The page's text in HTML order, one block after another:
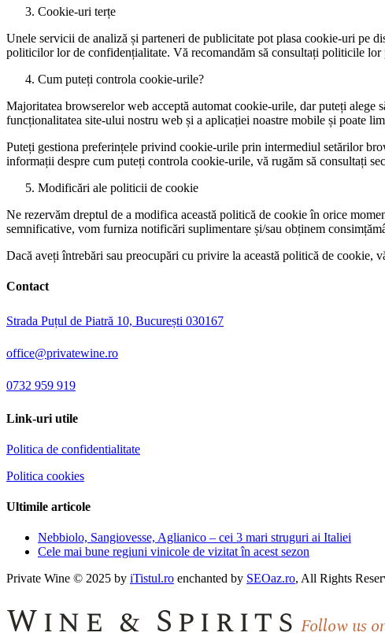
Cookie-uri terțe
Unele servicii de analiză și parteneri de publicitate pot plasa cookie-uri pe
politicilor lor de confidențialitate. Vă recomandăm să consultați politicile
Cum puteți controla cookie-urile?
Majoritatea browserelor web acceptă automat cookie-urile, dar puteți alege
funcționalitatea site-ului nostru web și a aplicației noastre mobile și poate
Puteți gestiona preferințele privind cookie-urile prin intermediul setărilor
informații despre cum puteți controla cookie-urile, vă rugăm să consultați
Modificări ale politicii de cookie
Ne rezervăm dreptul de a modifica această politică de cookie în orice
semnificative, vom furniza notificări suplimentare și/sau obținem
Dacă aveți întrebări sau preocupări cu privire la această politică de cookie,
Contact
Strada Puțul de Piatră 10, București 030167
office@privatewine.ro
0732 959 919
Link-uri utile
Politica de confidentialitate
Politica cookies
Ultimile articole
Nebbiolo, Sangiovesse, Aglianico – cei 3 mari struguri ai Italiei
Cele mai bune regiuni vinicole de vizitat în acest sezon
Private Wine © 2025 by iTistul.ro enchanted by SEOaz.ro, All Rights
Wine & Spirits Follow us